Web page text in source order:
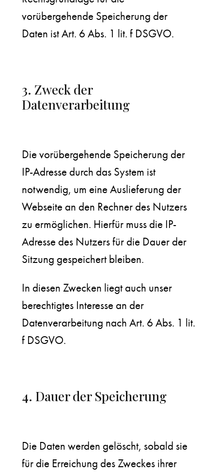
vorübergehende Speicherung der
Daten ist Art. 6 Abs. 1 lit. f DSGVO.
3. Zweck der
Datenverarbeitung
Die vorübergehende Speicherung der
IP-Adresse durch das System ist
notwendig, um eine Auslieferung der
Webseite an den Rechner des Nutzers
zu ermöglichen. Hierfür muss die IP-
Adresse des Nutzers für die Dauer der
Sitzung gespeichert bleiben.
In diesen Zwecken liegt auch unser
berechtigtes Interesse an der
Datenverarbeitung nach Art. 6 Abs. 1 lit.
f DSGVO.
4. Dauer der Speicherung
Die Daten werden gelöscht, sobald sie
für die Erreichung des Zweckes ihrer